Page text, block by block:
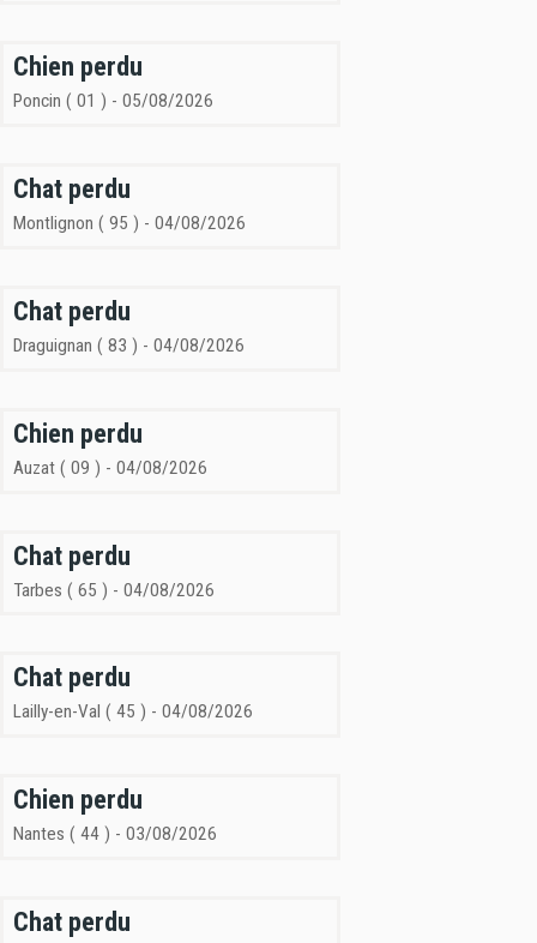
Chien perdu
Poncin ( 01 ) - 05/08/2026
Chat perdu
Montlignon ( 95 ) - 04/08/2026
Chat perdu
Draguignan ( 83 ) - 04/08/2026
Chien perdu
Auzat ( 09 ) - 04/08/2026
Chat perdu
Tarbes ( 65 ) - 04/08/2026
Chat perdu
Lailly-en-Val ( 45 ) - 04/08/2026
Chien perdu
Nantes ( 44 ) - 03/08/2026
Chat perdu